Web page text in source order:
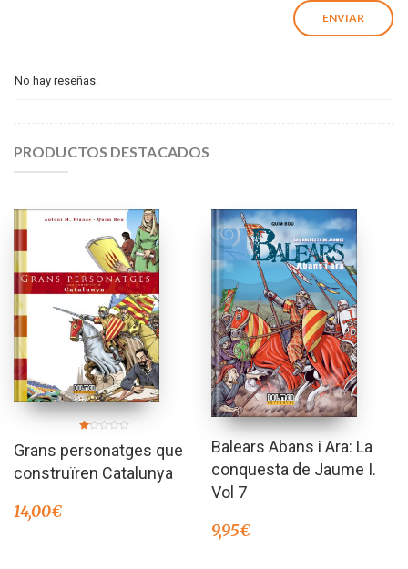
No hay reseñas.
PRODUCTOS DESTACADOS
en
1.00
5
Grans personatges que
construïren Catalunya
14,00€
Balears Abans i Ara: La
conquesta de Jaume I.
Vol 7
9,95€